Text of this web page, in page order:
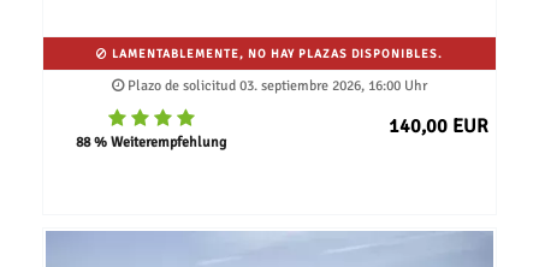
LAMENTABLEMENTE, NO HAY PLAZAS DISPONIBLES.
Plazo de solicitud 03. septiembre 2026, 16:00 Uhr
88 % Weiterempfehlung
140,00 EUR